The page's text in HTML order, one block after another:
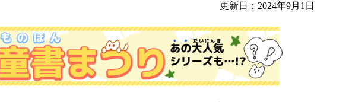
更新日：2024年9月1日